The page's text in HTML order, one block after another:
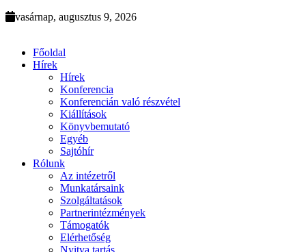
vasárnap, augusztus 9, 2026
Főoldal
Hírek
Hírek
Konferencia
Konferencián való részvétel
Kiállítások
Könyvbemutató
Egyéb
Sajtóhír
Rólunk
Az intézetről
Munkatársaink
Szolgáltatások
Partnerintézmények
Támogatók
Elérhetőség
Nyitva tartás